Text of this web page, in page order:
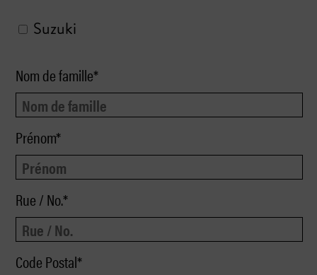
Suzuki
Nom de famille*
Prénom*
Rue / No.*
Code Postal*